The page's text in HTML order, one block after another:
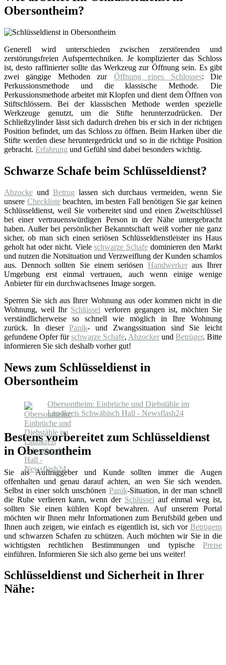
Obersontheim?
Generell wird unterschieden zwischen zerstörenden und
zerstörungsfreien Aufsperrtechniken. Je komplizierter das Schloss
ist, desto raffinierter sollte das Werkzeug zur Öffnung sein. Es gibt
zwei gängige Methoden zur Öffnung eines Schlosses: Die
Perkussionsmethode und die klassische Methode. Die
Perkussionsmethode arbeitet mit Klopfen und dient dem Öffnen von
Stiftschlössern. Bei der klassischen Methode werden spezielle
Werkzeuge genutzt, um die Stifte herunterzudrücken. Der
Schließzylinder lässt sich dadurch drehen bis er sich in der richtigen
Position befindet, um das Schloss zu öffnen. Beim Harken über die
Stifte werden diese heruntergedrückt und so in die richtige Position
gebracht. Erfahrung und Gefühl sind dabei besonders wichtig.
Schwarze Schafe beim Schlüsseldienst?
Abzocke und Betrug lassen sich durchaus vermeiden, wenn Sie
unsere Checklistebeachten, im besten Fall benötigen Sie gar keinen
Schlüsseldienst, weil Sie vorbereitet sind und einen Zweitschlüssel
bei einer vertrauenswürdigen Person in der Nähe untergebracht
haben. Außer bei persönlicher Bekanntschaft weiß vorher nie ganz
sicher, ob man sich einen seriösen Schlüsseldienstleister ins Haus
geholt hat oder nicht. Vieleschwarze Schafe dominieren den Markt
und nutzen die Notsituation und Verzweiflung der Kunden schamlos
aus. Dennoch sollten Sie einem seriösen Handwerkeraus Ihrer
Umgebung erst einmal vertrauen, auch wenn einige wenige
Anbieter für ein durchwachsenes Image sorgen.
Sperren Sie sich aus Ihrer Wohnung aus oder kommen nicht in die
Wohnung, weil Ihr Schlüssel verloren gegangen ist, möchten Sie
verständlicherweise so schnell wie möglich in Ihre Wohnung
zurück. In dieserPanik- und Zwangssituation sind Sie leicht
gefundene Opfer fürschwarze Schafe, Abzocker und Betrüger. Bitte
informieren Sie sich deshalb vorher gut!
News zum Schlüsseldienst in
Obersontheim
Obersontheim: Einbrüche und Diebstähle im
Landkreis Schwäbisch Hall - Newsflash24
Bestens vorbereitet zum Schlüsseldienst
in Obersontheim
Sie als Auftraggeber und Kunde sollten immer die Augen
offenhalten und genau darauf achten, an wen Sie sich wenden.
Selbst in einer solch unschönen Panik-Situation, in der man schnell
die Ruhe verlieren kann, wenn der Schlüssel auf einmal weg ist,
sollten Sie einen kühlen Kopf bewahren. Auf unserem Portal
möchten wir Ihnen mehr Informationen zum Berufsbild geben und
Ihnen auch zeigen, wie einfach es eigentlich ist, sich vor Betrügern
und schwarzen Schafen zu schützen. Auch möchten wir Sie in die
wichtigsten rechtlichen Bestimmungen und typische Preise
einführen. Informieren Sie sich also gerne bei uns weiter!
Schlüsseldienst und Sicherheit in Ihrer
Nähe: